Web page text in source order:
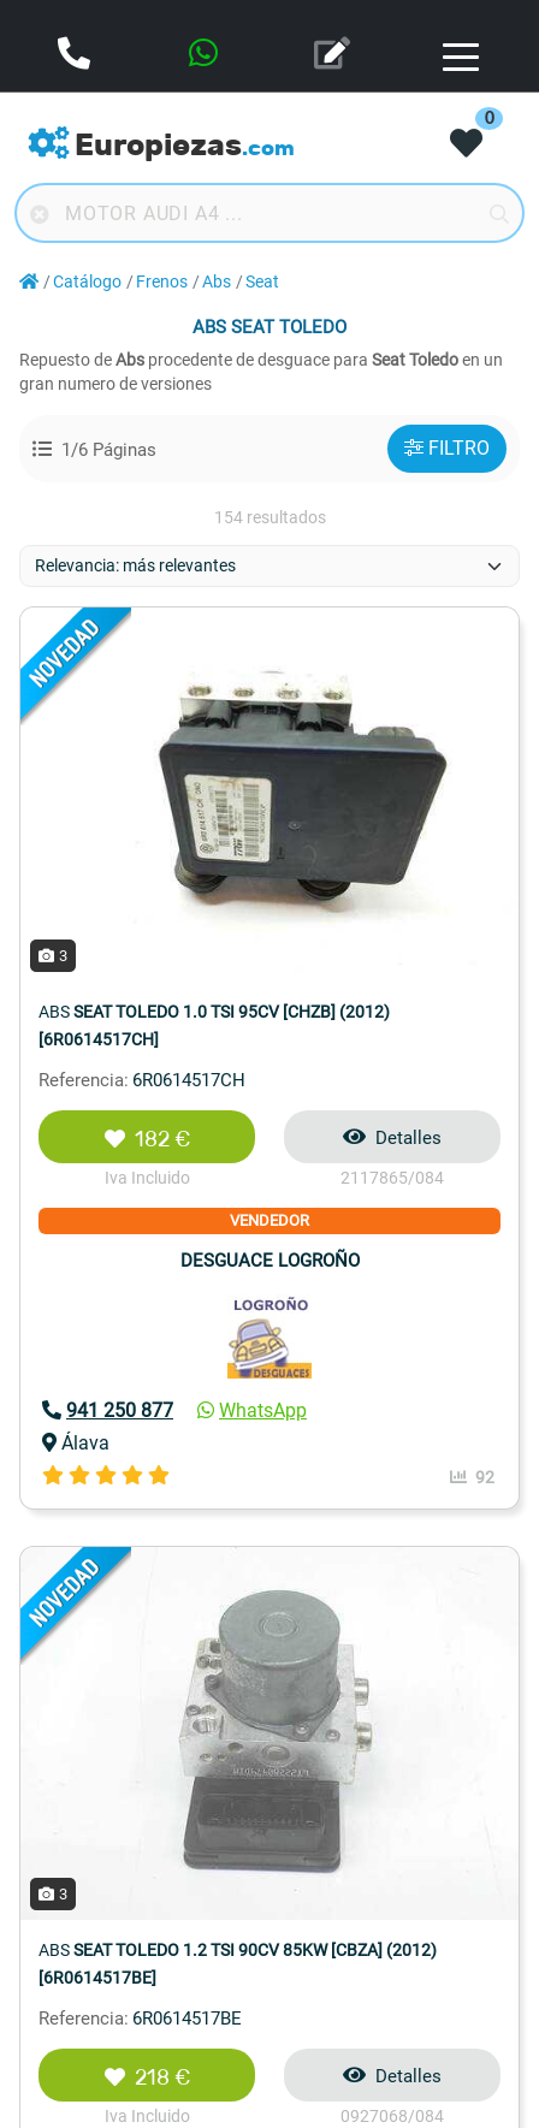
Europiezas.com
0
Catálogo Frenos Abs Seat
ABS SEAT TOLEDO
Repuesto deAbs procedente de desguace para Seat Toledoen un
gran numero de versiones
1/6 Páginas FILTRO
154 resultados
3
ABSSEAT TOLEDO 1.0 TSI 95CV [CHZB] (2012)
[6R0614517CH]
Referencia: 6R0614517CH
182 €
Iva Incluido
Detalles
2117865/084
VENDEDOR
DESGUACE LOGROÑO
941 250 877
WhatsApp
Álava
92
3
ABSSEAT TOLEDO 1.2 TSI 90CV 85KW [CBZA] (2012)
[6R0614517BE]
Referencia: 6R0614517BE
218 €
Iva Incluido
Detalles
0927068/084